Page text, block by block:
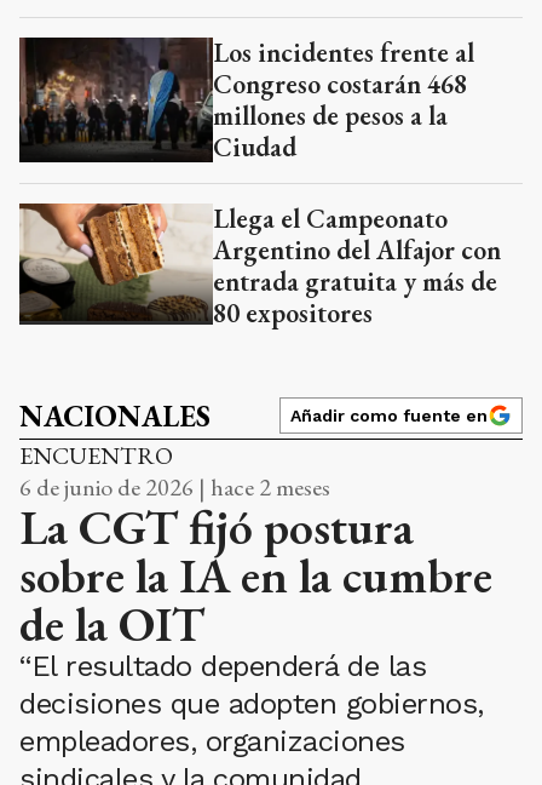
Los incidentes frente al
Congreso costarán 468
millones de pesos a la
Ciudad
Llega el Campeonato
Argentino del Alfajor con
entrada gratuita y más de
80 expositores
NACIONALES Añadir como fuente en
ENCUENTRO
6 de junio de 2026 | hace 2 meses
La CGT fijó postura
sobre la IA en la cumbre
de la OIT
“El resultado dependerá de las
decisiones que adopten gobiernos,
empleadores, organizaciones